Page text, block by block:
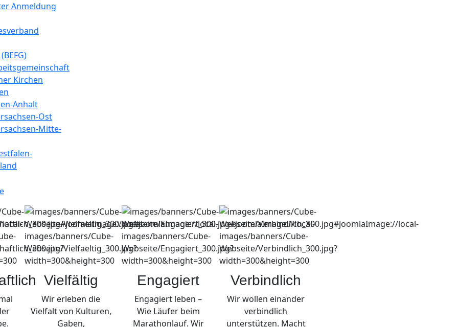
Anmeldung
Kirchen
Anhalt
Ost
Mitte-
Vielfältig
Wir erleben die
Vielfalt von Kulturen,
Gaben,
Engagiert
Engagiert leben –
Wie Läufer beim
Marathonlauf. Wir
Verbindlich
Wir wollen einander
verbindlich
unterstützen. Macht